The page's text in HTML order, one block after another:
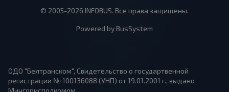
© 2005-2026 INFOBUS. Все права защищены.
Powered by BusSystem
ОДО "Белтранском", Свидетельство о государтвенной
регистрации № 100136088 (УНП) от 19.01.2001 г., выдано